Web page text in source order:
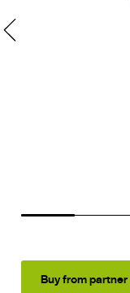
Buy from partner